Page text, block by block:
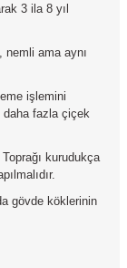
3 ila 8 yıl
nemli ama aynı
işlemini
fazla çiçek
kurudukça
gövde köklerinin